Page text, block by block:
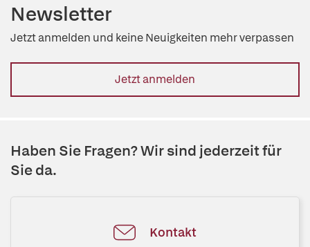
Newsletter
Jetzt anmelden und keine Neuigkeiten mehr verpassen
Jetzt anmelden
Haben Sie Fragen? Wir sind jederzeit für
Sie da.
Kontakt